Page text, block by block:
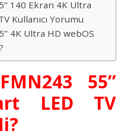
140 Ekran 4K Ultra
Kullanıcı Yorumu
4K Ultra HD webOS
55’’
LED TV